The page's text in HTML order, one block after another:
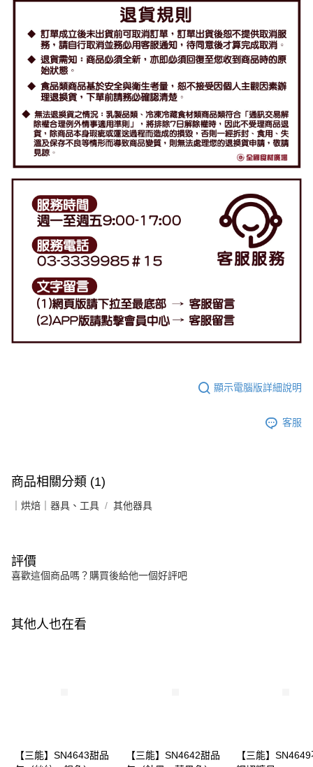
顯示電腦版詳細說明
客服
商品相關分類 (1)
｜烘焙｜器具、工具 其他器具
評價
喜歡這個商品嗎？購買後給他一個好評吧
其他人也在看
【三能】SN4643甜品
【三能】SN4642甜品
【三能】